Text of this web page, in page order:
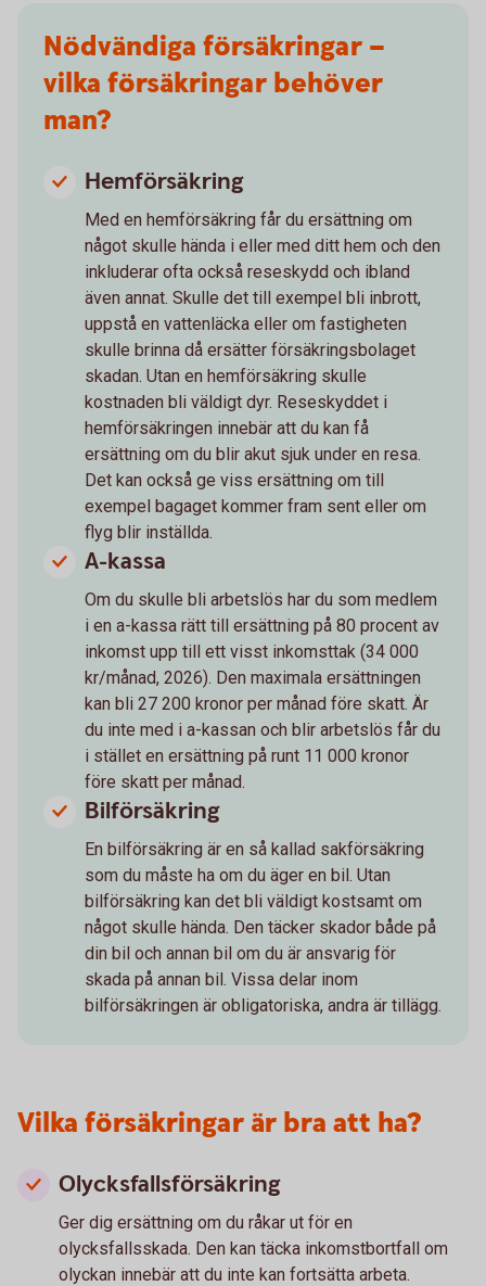
Nödvändiga försäkringar –
vilka försäkringar behöver
man?
Hemförsäkring
Med en hemförsäkring får du ersättning om
något skulle hända i eller med ditt hem och den
inkluderar ofta också reseskydd och ibland
även annat. Skulle det till exempel bli inbrott,
uppstå en vattenläcka eller om fastigheten
skulle brinna då ersätter försäkringsbolaget
skadan. Utan en hemförsäkring skulle
kostnaden bli väldigt dyr. Reseskyddet i
hemförsäkringen innebär att du kan få
ersättning om du blir akut sjuk under en resa.
Det kan också ge viss ersättning om till
exempel bagaget kommer fram sent eller om
flyg blir inställda.
A-kassa
Om du skulle bli arbetslös har du som medlem
i en a-kassa rätt till ersättning på 80 procent av
inkomst upp till ett visst inkomsttak (34 000
kr/månad, 2026). Den maximala ersättningen
kan bli 27 200 kronor per månad före skatt. Är
du inte med i a-kassan och blir arbetslös får du
i stället en ersättning på runt 11 000 kronor
före skatt per månad.
Bilförsäkring
En bilförsäkring är en så kallad sakförsäkring
som du måste ha om du äger en bil. Utan
bilförsäkring kan det bli väldigt kostsamt om
något skulle hända. Den täcker skador både på
din bil och annan bil om du är ansvarig för
skada på annan bil. Vissa delar inom
bilförsäkringen är obligatoriska, andra är tillägg.
Vilka försäkringar är bra att ha?
Olycksfallsförsäkring
Ger dig ersättning om du råkar ut för en
olycksfallsskada. Den kan täcka inkomstbortfall om
olyckan innebär att du inte kan fortsätta arbeta.